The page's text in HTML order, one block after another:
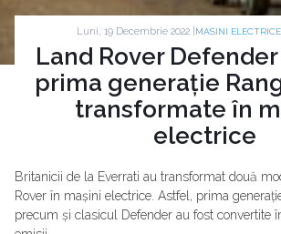
Luni, 19 Decembrie 2022 | MASINI
Land Rover
prima generație
transformate în
electrice
Britanicii de la Everrati au transformat două
Rover în mașini electrice. Astfel, prima
precum și clasicul Defender au fost convertite